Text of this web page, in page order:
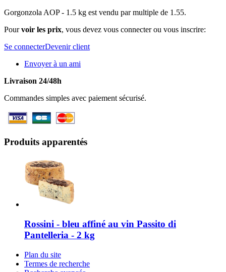
Gorgonzola AOP - 1.5 kg est vendu par multiple de 1.55.
Pourvoir les prix, vous devez vous connecter ou vous inscrire:
Se connecterDevenir client
Envoyer à un ami
Livraison 24/48h
Commandes simples avec paiement sécurisé.
Produits apparentés
Rossini - bleu affiné au vin Passito di
Pantelleria - 2 kg
Plan du site
Termes de recherche